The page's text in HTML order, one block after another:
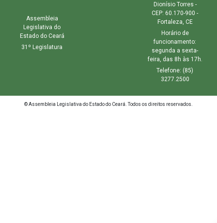
Assembleia
Legislativa do
Estado do Ceará
31º Legislatura
Dionísio Torres -
CEP: 60.170-900 -
Fortaleza, CE
Horário de
funcionamento:
segunda a sexta-
feira, das 8h às 17h.
Telefone: (85)
3277.2500
© Assembleia Legislativa do Estado do Ceará. Todos os direitos reservados.